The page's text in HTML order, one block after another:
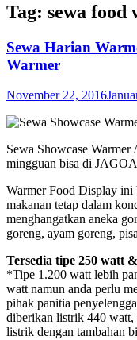
Tag: sewa food
Sewa Harian
Warmer
November 22, 2016
Sewa Showcase
mingguan bisa di
Warmer Food Display ini
makanan tetap dalam
menghangatkan aneka
goreng, ayam goreng,
Tersedia tipe 250 watt
*Tipe 1.200 watt lebih
watt namun anda perlu
pihak panitia
diberikan listrik 440 watt,
listrik dengan tambahan